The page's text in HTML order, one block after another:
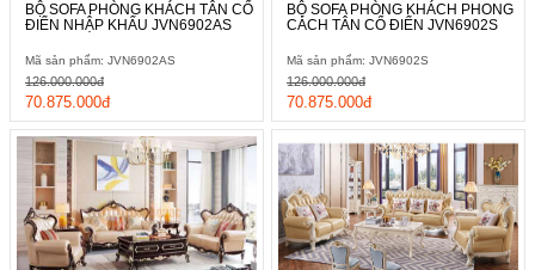
BỘ SOFA PHÒNG KHÁCH TÂN CỔ
ĐIỂN NHẬP KHẨU JVN6902AS
Mã sản phẩm: JVN6902AS
70.875.000đ
126.000.000đ
BỘ SOFA PHÒNG KHÁCH PHONG
CÁCH TÂN CỔ ĐIỂN JVN6902S
Mã sản phẩm: JVN6902S
70.875.000đ
126.000.000đ